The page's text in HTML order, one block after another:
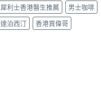
犀利士香港醫生推薦
男士咖啡
達泊西汀
香港買偉哥